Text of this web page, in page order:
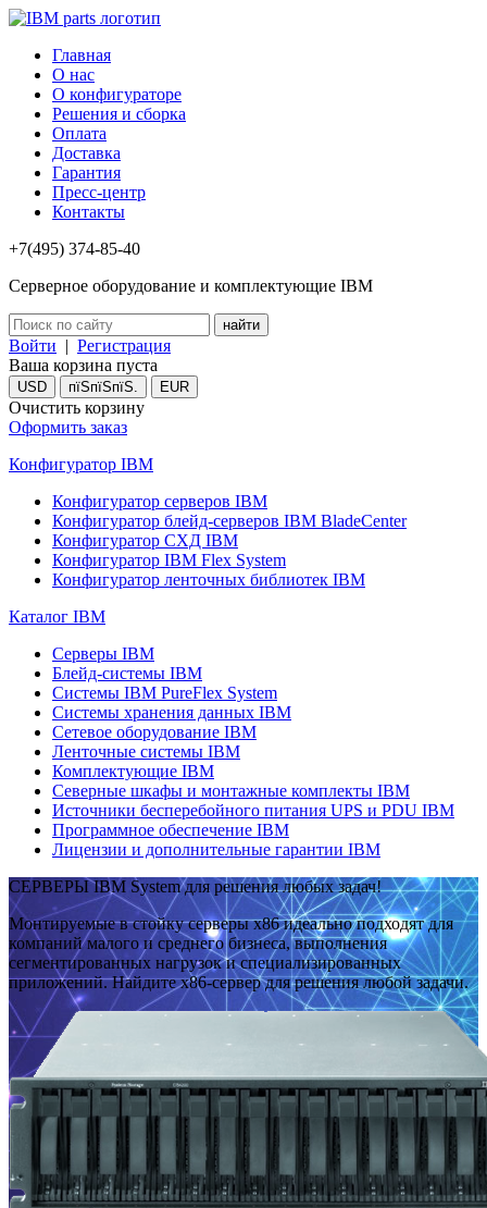
Главная
О нас
О конфигураторе
Решения и сборка
Оплата
Доставка
Гарантия
Пресс-центр
Контакты
+7(495) 374-85-40
Серверное оборудование и комплектующие IBM
Войти | Регистрация
Ваша корзина пуста
USD пїЅпїЅпїЅ. EUR
Очистить корзину
Оформить заказ
Конфигуратор IBM
Конфигуратор серверов IBM
Конфигуратор блейд-серверов IBM BladeCenter
Конфигуратор СХД IBM
Конфигуратор IBM Flex System
Конфигуратор ленточных библиотек IBM
Каталог IBM
Серверы IBM
Блейд-системы IBM
Системы IBM PureFlex System
Системы хранения данных IBM
Сетевое оборудование IBM
Ленточные системы IBM
Комплектующие IBM
Северные шкафы и монтажные комплекты IBM
Источники бесперебойного питания UPS и PDU IBM
Программное обеспечение IBM
Лицензии и дополнительные гарантии IBM
СЕРВЕРЫ IBM System для решения любых задач!
Монтируемые в стойку серверы x86 идеально подходят для
компаний малого и среднего бизнеса, выполнения
сегментированных нагрузок и специализированных
приложений. Найдите x86-сервер для решения любой задачи.